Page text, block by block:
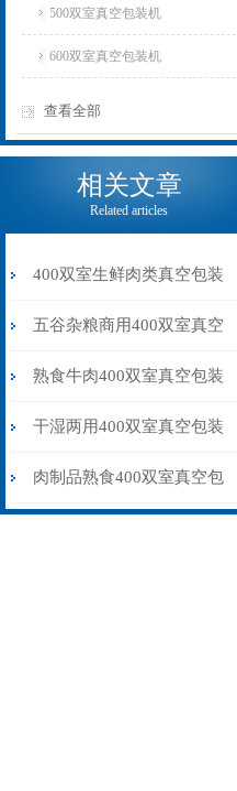
500双室真空包装机
600双室真空包装机
查看全部
相关文章
Related articles
400双室生鲜肉类真空包装
机 食品真空包装保鲜设备
五谷杂粮商用400双室真空
包装机多少钱一台
熟食牛肉400双室真空包装
机抽气封口保鲜
干湿两用400双室真空包装
机水果蔬菜肉制品专用
肉制品熟食400双室真空包